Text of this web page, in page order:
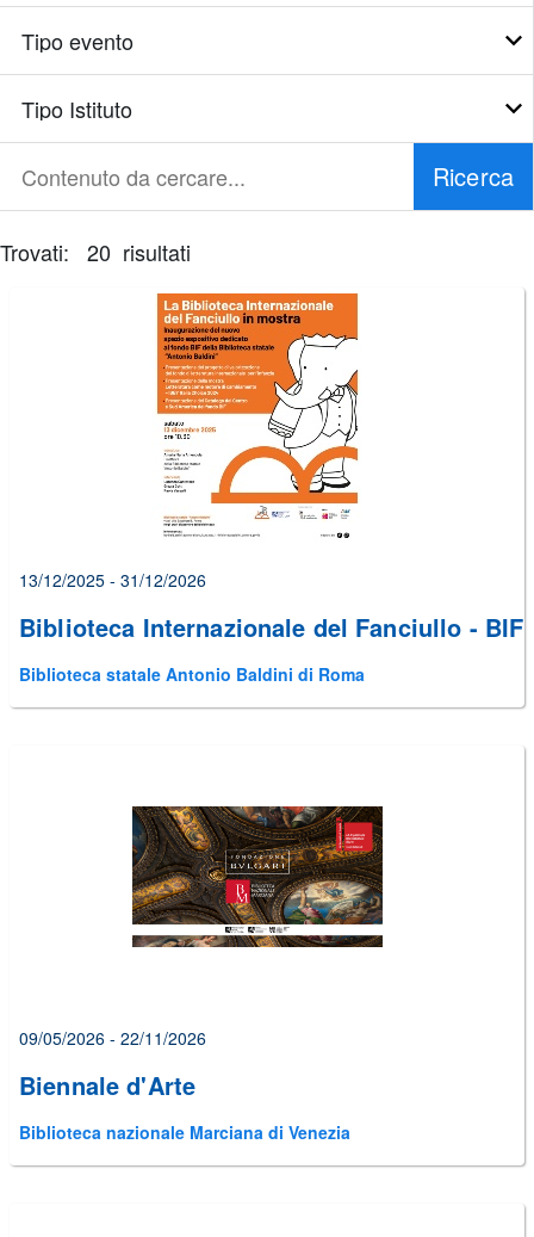
al
(gg/mm/aaaa)
Tipo
evento
Tipo
Istituto
Contenuto
da
Ricerca
È
Trovati: 20 risultati
13/12/2025 - 31/12/2026
Biblioteca Internazionale del Fanciullo - BIF
Biblioteca statale Antonio Baldini di Roma
09/05/2026 - 22/11/2026
Biennale d'Arte
Biblioteca nazionale Marciana di Venezia